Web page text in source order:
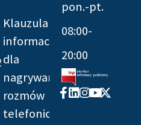
Klauzula
informacyjna
dla
nagrywania
rozmów
telefonicznych
pon.-pt.
08:00-
20:00
Facebook-
f
Linkedin
Instagram
Youtube
X-